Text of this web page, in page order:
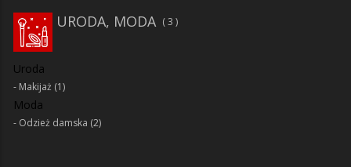
URODA, MODA 3
Uroda
Makijaż (1)
Moda
Odzież damska (2)